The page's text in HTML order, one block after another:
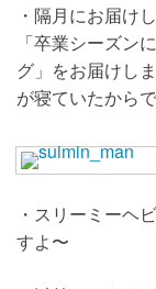
・隔月にお届け
「卒業シーズン
グ」をお届けし
が寝ていたから
・スリーミーヘ
すよ〜